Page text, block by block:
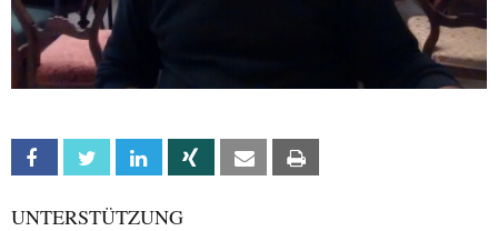
Facebook Twitter Linkedin Xing Email
UNTERSTÜTZUNG